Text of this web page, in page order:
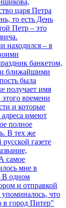
царя Петра
то есть День
Петр – это
находился – в
банкетом,
ближайшими
была
получает имя
времени
и которые
адреса имеют
полное
В тех же
газете
самое
мне в
В одном
и отправкой
что
в город Питер"